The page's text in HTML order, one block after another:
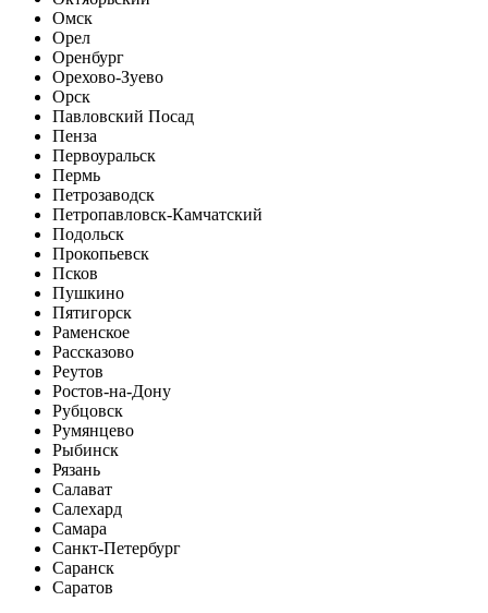
Омск
Орел
Оренбург
Орехово-Зуево
Орск
Павловский Посад
Пенза
Первоуральск
Пермь
Петрозаводск
Петропавловск-Камчатский
Подольск
Прокопьевск
Псков
Пушкино
Пятигорск
Раменское
Рассказово
Реутов
Ростов-на-Дону
Рубцовск
Румянцево
Рыбинск
Рязань
Салават
Салехард
Самара
Санкт-Петербург
Саранск
Саратов